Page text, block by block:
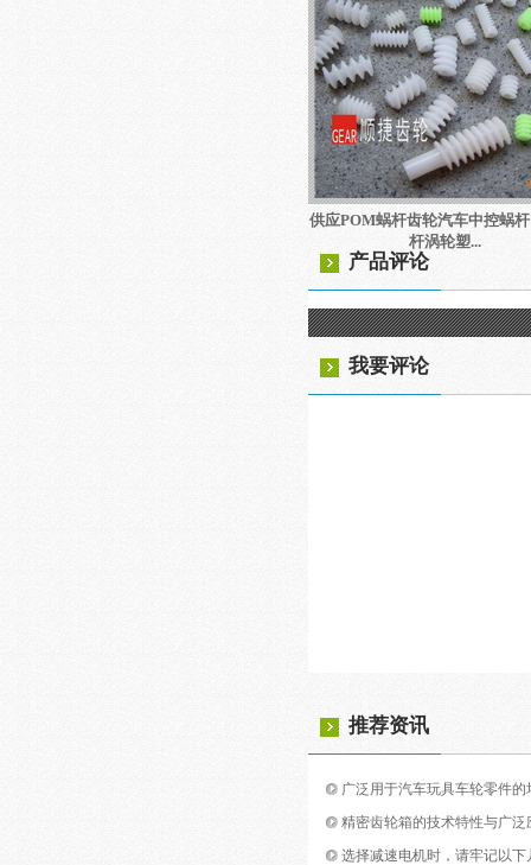
供应POM蜗杆齿轮汽车中控蜗
杆涡轮塑...
产品评论
我要评论
推荐资讯
广泛用于汽车玩具车轮零件的
精密齿轮箱的技术特性与广泛
选择减速电机时，请牢记以下